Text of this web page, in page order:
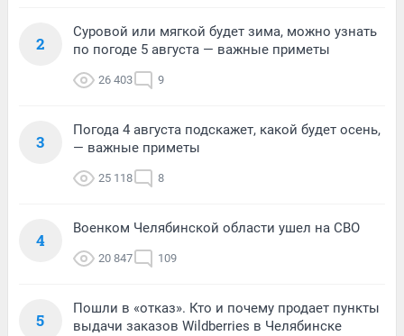
2
Суровой или мягкой будет зима, можно узнать
по погоде 5 августа — важные приметы
26 403 9
3
Погода 4 августа подскажет, какой будет осень,
— важные приметы
25 118 8
4
Военком Челябинской области ушел на СВО
20 847 109
5
Пошли в «отказ». Кто и почему продает пункты
выдачи заказов Wildberries в Челябинске